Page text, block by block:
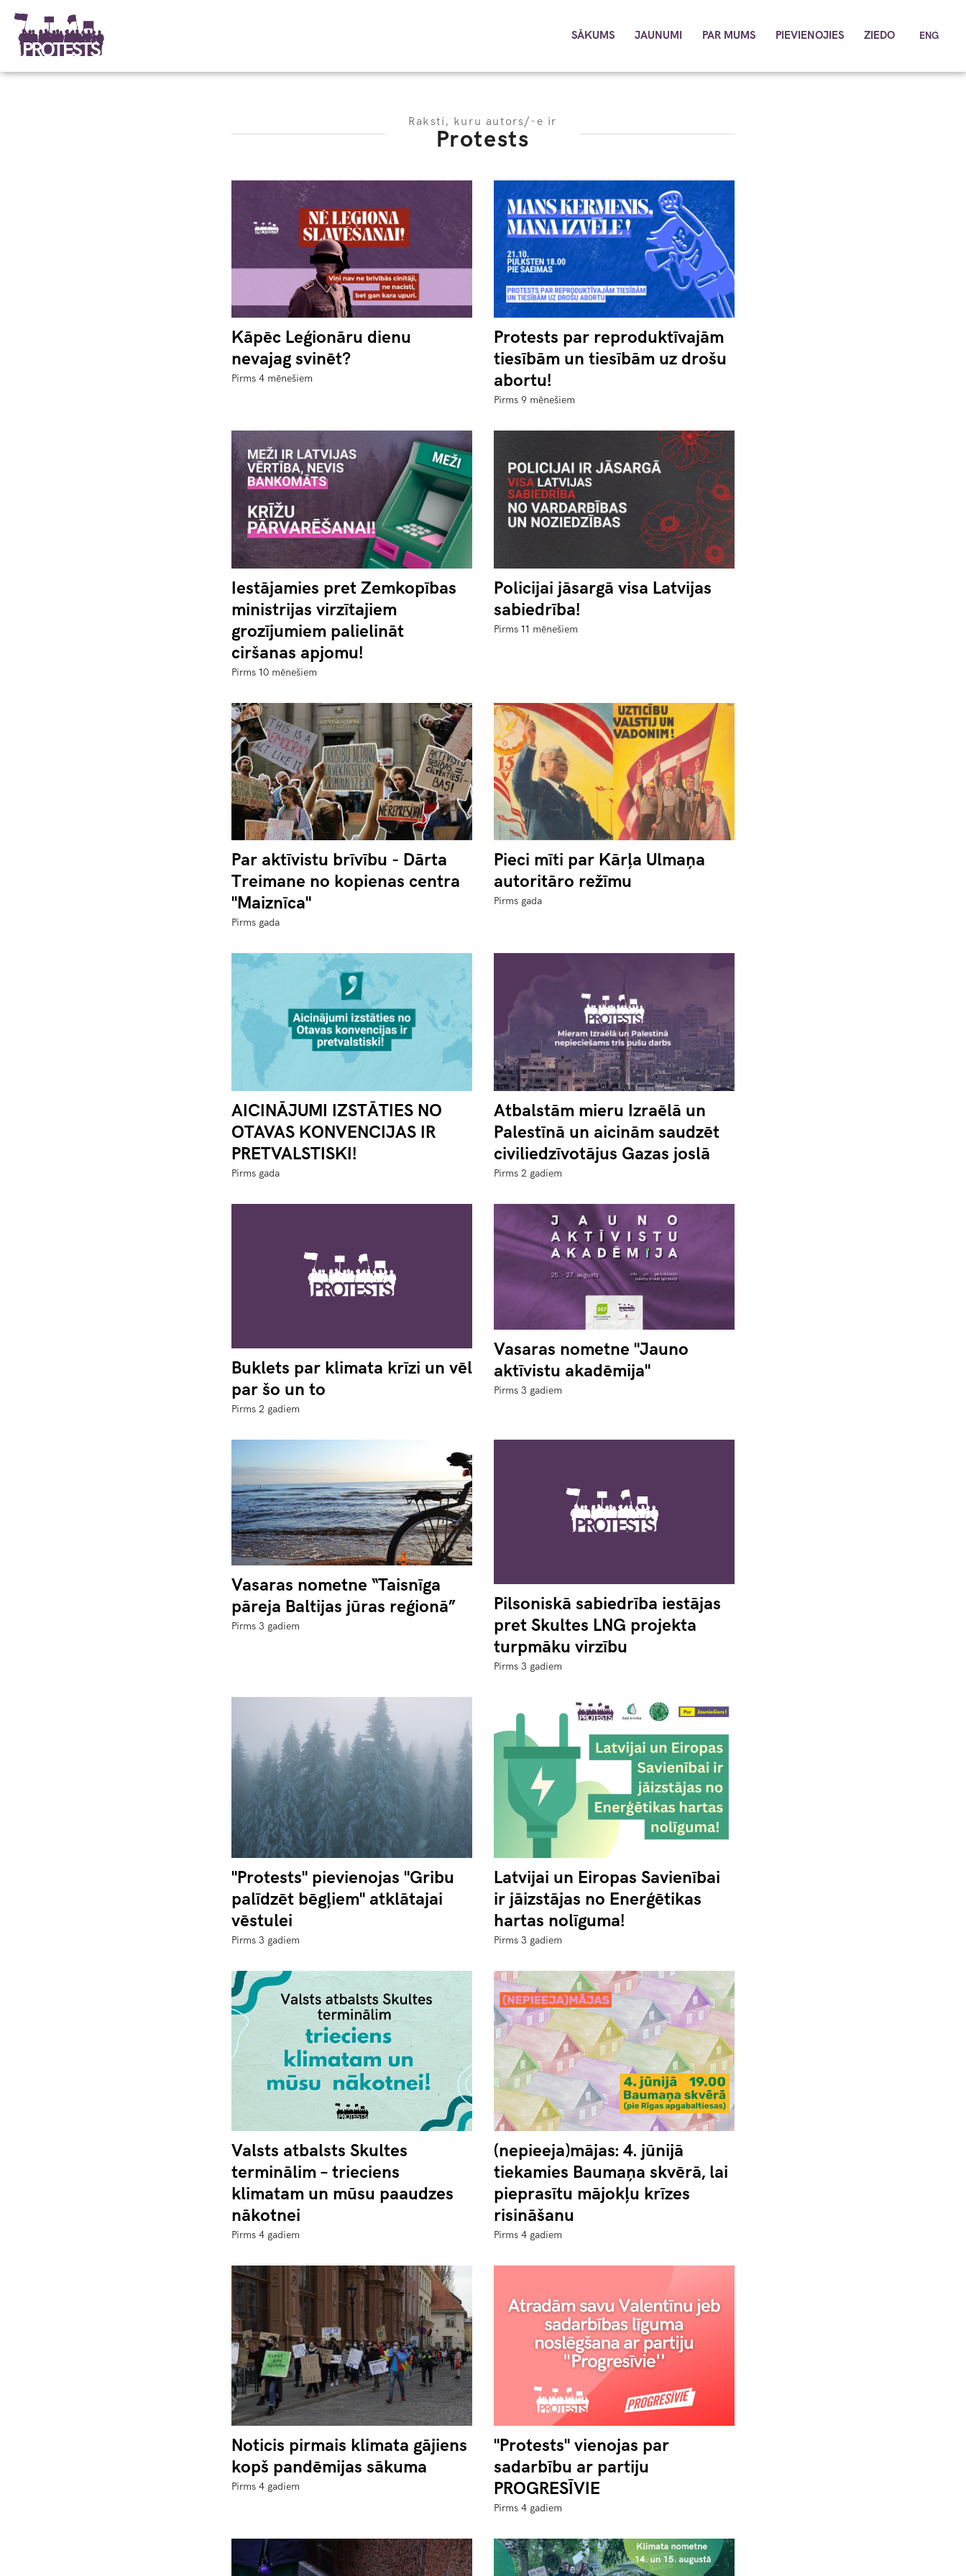
SĀKUMS JAUNUMI
SADARBĪBA
PAR MUMS PIEVIENOJIES ZIEDO ENG
Raksti, kuru autors/-e ir
Protests
Kāpēc Leģionāru dienu
nevajag svinēt?
Pirms 4 mēnešiem
Protests par reproduktīvajām
tiesībām un tiesībām uz drošu
abortu!
Pirms 9 mēnešiem
Iestājamies pret Zemkopības
ministrijas virzītajiem
grozījumiem palielināt
ciršanas apjomu!
Pirms 10 mēnešiem
Policijai jāsargā visa Latvijas
sabiedrība!
Pirms 11 mēnešiem
Par aktīvistu brīvību - Dārta
Treimane no kopienas centra
"Maiznīca"
Pirms gada
Pieci mīti par Kārļa Ulmaņa
autoritāro režīmu
Pirms gada
AICINĀJUMI IZSTĀTIES NO
OTAVAS KONVENCIJAS IR
PRETVALSTISKI!
Pirms gada
Atbalstām mieru Izraēlā un
Palestīnā un aicinām saudzēt
civiliedzīvotājus Gazas joslā
Pirms 2 gadiem
Buklets par klimata krīzi un vēl
par šo un to
Pirms 2 gadiem
Vasaras nometne "Jauno
aktīvistu akadēmija"
Pirms 3 gadiem
Vasaras nometne “Taisnīga
pāreja Baltijas jūras reģionā”
Pirms 3 gadiem
Pilsoniskā sabiedrība iestājas
pret Skultes LNG projekta
turpmāku virzību
Pirms 3 gadiem
"Protests" pievienojas "Gribu
palīdzēt bēgļiem" atklātajai
vēstulei
Pirms 3 gadiem
Latvijai un Eiropas Savienībai
ir jāizstājas no Enerģētikas
hartas nolīguma!
Pirms 3 gadiem
Valsts atbalsts Skultes
terminālim – trieciens
klimatam un mūsu paaudzes
nākotnei
Pirms 4 gadiem
(nepieeja)mājas: 4. jūnijā
tiekamies Baumaņa skvērā, lai
pieprasītu mājokļu krīzes
risināšanu
Pirms 4 gadiem
Noticis pirmais klimata gājiens
kopš pandēmijas sākuma
Pirms 4 gadiem
"Protests" vienojas par
sadarbību ar partiju
PROGRESĪVIE
Pirms 4 gadiem